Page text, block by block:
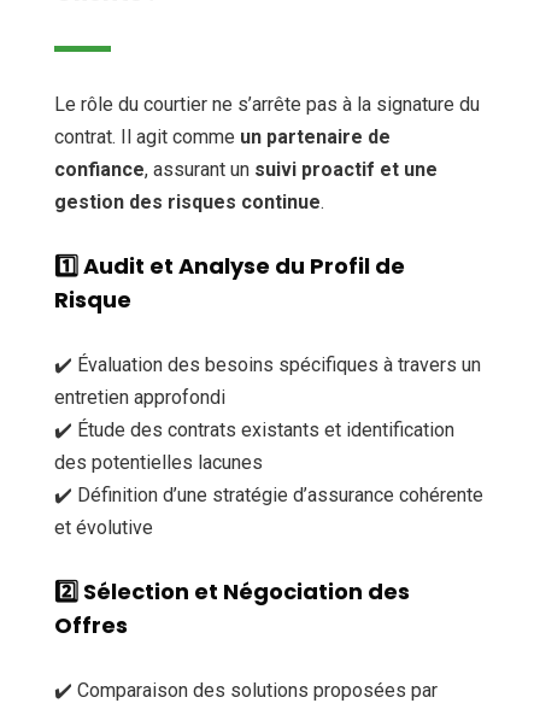
Le rôle du courtier ne s’arrête pas à la signature du
contrat. Il agit comme un partenaire de
confiance, assurant un suivi proactif et une
gestion des risques continue.
1️⃣Audit et Analyse du Profil de
Risque
✔️ Évaluation des besoins spécifiques à travers un
entretien approfondi
✔️ Étude des contrats existants et identification
des potentielles lacunes
✔️ Définition d’une stratégie d’assurance cohérente
et évolutive
2️⃣ Sélection et Négociation des
Offres
✔️ Comparaison des solutions proposées par